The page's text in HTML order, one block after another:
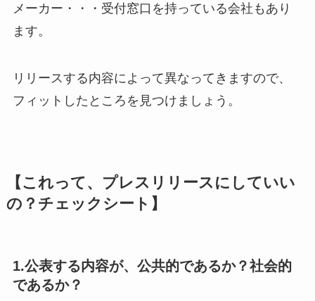
メーカー・・・受付窓口を持っている会社もあり
ます。
リリースする内容によって異なってきますので、
フィットしたところを見つけましょう。
【これって、プレスリリースにしていい
の？チェックシート】
1.公表する内容が、公共的であるか？社会的
であるか？